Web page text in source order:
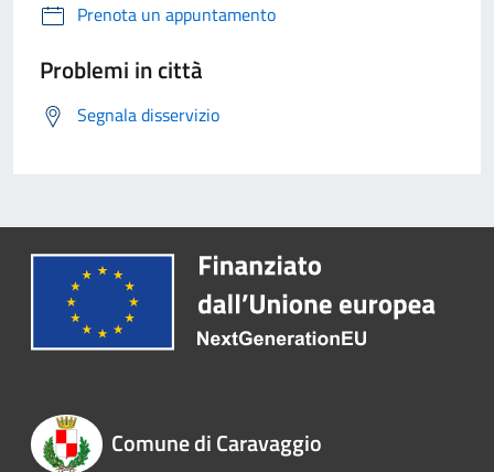
Prenota un appuntamento
Problemi in città
Segnala disservizio
Comune di Caravaggio